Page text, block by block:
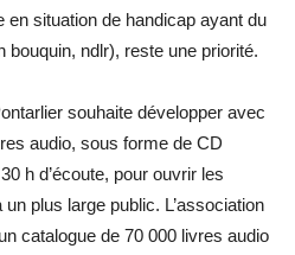
en situation de handicap ayant du
bouquin, ndlr), reste une priorité.
souhaite développer avec
audio, sous forme de CD
h d’écoute, pour ouvrir les
plus large public. L’association
catalogue de 70 000 livres audio